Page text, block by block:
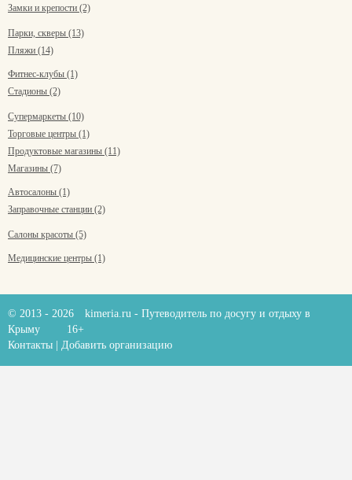
Замки и крепости (2)
Парки, скверы (13)
Пляжи (14)
Фитнес-клубы (1)
Стадионы (2)
Супермаркеты (10)
Торговые центры (1)
Продуктовые магазины (11)
Магазины (7)
Автосалоны (1)
Заправочные станции (2)
Салоны красоты (5)
Медицинские центры (1)
© 2013 - 2026 kimeria.ru - Путеводитель по досугу и отдыху в
Крыму
16+
Контакты
Добавить организацию